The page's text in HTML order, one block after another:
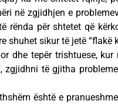
në zgjidhjen e
rënda për shtetet që
shuhet sikur të jetë “flakë
dhe tepër trishtuese, kur
zgjidhni të gjitha
është e